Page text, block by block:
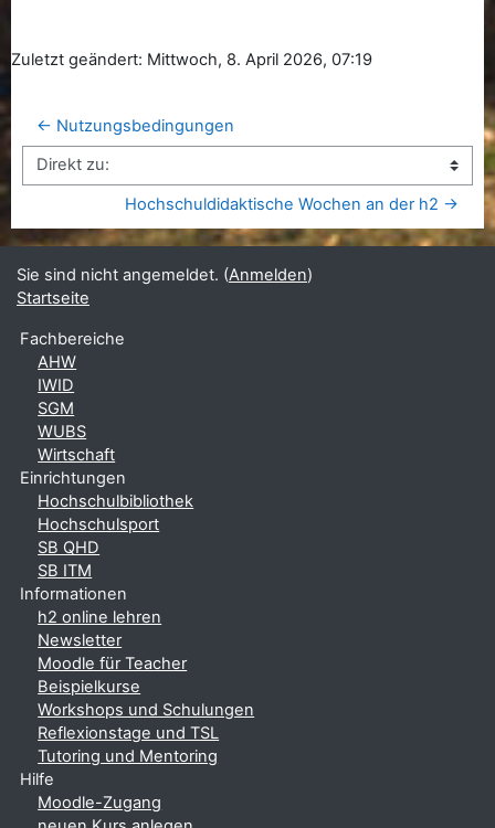
Zuletzt geändert: Mittwoch, 8. April 2026, 07:19
← Nutzungsbedingungen
Direkt zu:
Hochschuldidaktische Wochen an der h2 →
Sie sind nicht angemeldet. (Anmelden)
Startseite
Fachbereiche
AHW
IWID
SGM
WUBS
Wirtschaft
Einrichtungen
Hochschulbibliothek
Hochschulsport
SB QHD
SB ITM
Informationen
h2 online lehren
Newsletter
Moodle für Teacher
Beispielkurse
Workshops und Schulungen
Reflexionstage und TSL
Tutoring und Mentoring
Hilfe
Moodle-Zugang